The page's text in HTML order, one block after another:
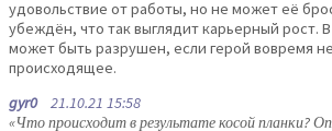
удовольствие от работы, но не может её
убеждён, что так выглядит карьерный рост.
может быть разрушен, если герой вовремя
происходящее.
gyr021.10.21 15:58
«Что происходит в результате косой планки?